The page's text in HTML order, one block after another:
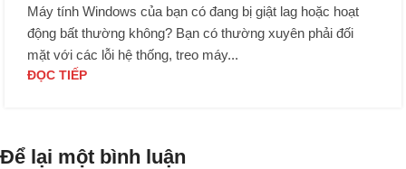
Máy tính Windows của bạn có đang bị giật lag hoặc hoạt
động bất thường không? Bạn có thường xuyên phải đối
mặt với các lỗi hệ thống, treo máy...
ĐỌC TIẾP
Để lại một bình luận